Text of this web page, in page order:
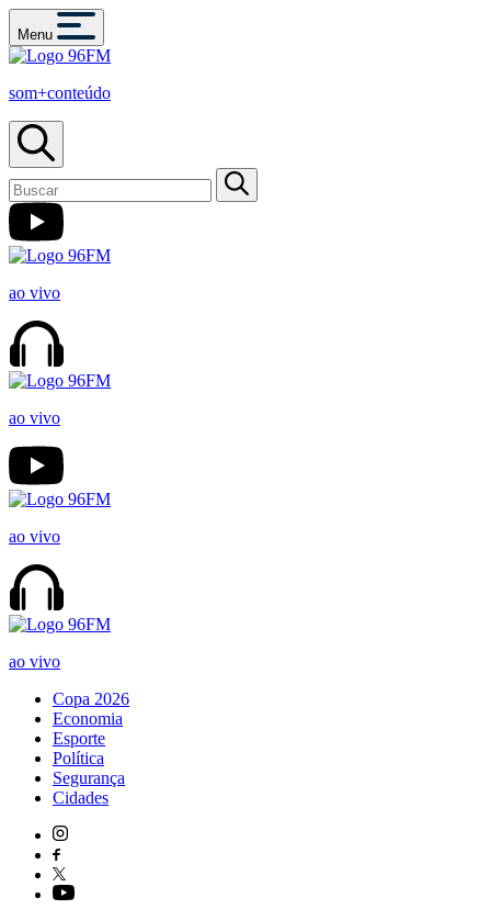
Menu
som+conteúdo
ao vivo
ao vivo
ao vivo
ao vivo
Copa 2026
Economia
Esporte
Política
Segurança
Cidades